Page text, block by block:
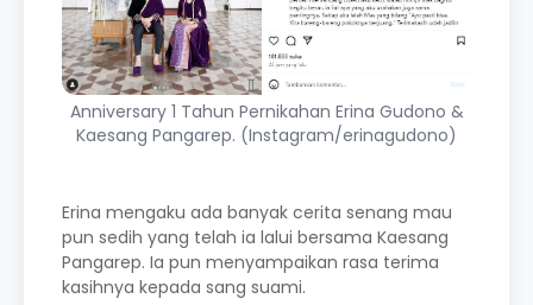
Anniversary 1 Tahun Pernikahan Erina Gudono &
Kaesang Pangarep. (Instagram/erinagudono)
Erina mengaku ada banyak cerita senang mau
pun sedih yang telah ia lalui bersama Kaesang
Pangarep. Ia pun menyampaikan rasa terima
kasihnya kepada sang suami.